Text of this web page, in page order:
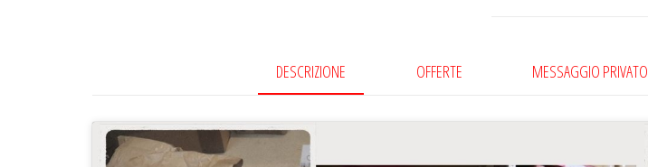
DESCRIZIONE OFFERTE MESSAGGIO PRIVATO